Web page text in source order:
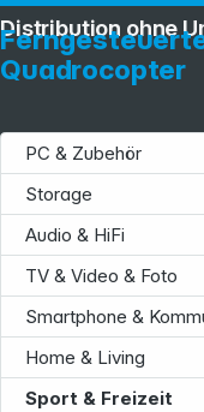
Quadrocopter
PC & Zubehör
Storage
Audio & HiFi
TV & Video & Foto
Smartphone &
Home & Living
Sport & Freizeit
Distribution ohne